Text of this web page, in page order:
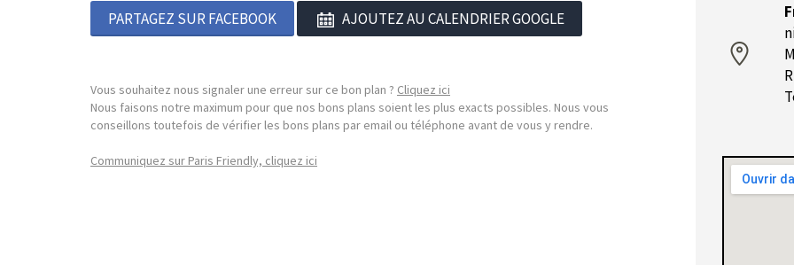
PARTAGEZ SUR FACEBOOK AJOUTEZ AU CALENDRIER GOOGLE
Vous souhaitez nous signaler une erreur sur ce bon plan ? Cliquez ici
Nous faisons notre maximum pour que nos bons plans soient les plus exacts possibles. Nous vous
conseillons toutefois de vérifier les bons plans par email ou téléphone avant de vous y rendre.
Communiquez sur Paris Friendly, cliquez ici